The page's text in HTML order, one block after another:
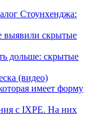
Стоунхенджа:
выявили скрытые
дольше: скрытые
(видео)
имеет форму
с IXPE. На них